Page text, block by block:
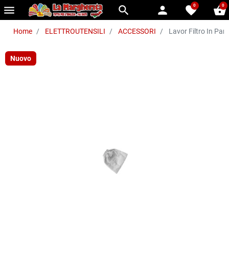
menu search person favorite
0 shopping_basket
0
Home ELETTROUTENSILI ACCESSORI Lavor Filtro In
Nuovo